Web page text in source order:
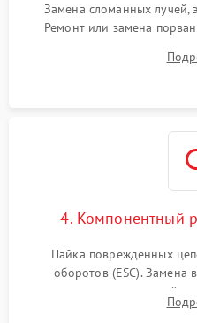
Замена сломанных лучей,
Ремонт или замена
трехосевого подвеса
восстановление механизма
4. Компонентный
Пайка поврежденных
оборотов (ESC). Замена
материнской